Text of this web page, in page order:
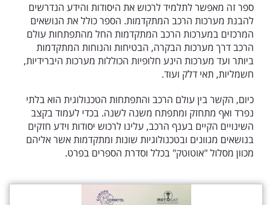
ספר זה מאפשר לתלמיד לרכוש את היסודות והידע הנדרשים
להבנת מערכות הרכב המתקדמות. הספר כולל את הנושאים
המרכזים במערכות הרכב המתקדמות החל מהתפתחות עולם
הרכב דרך מערכות הבקרה, הבטיחות והנוחות המתקדמות
ביותר ועד מערכות הינע חלופיות הכוללות מערכות היברידיות,
חשמליות, תאי דלק ועוד.
כיום, הקשר בין עולם הרכב והתפתחות הטכנולוגית הוא בלתי
נפרד ואף מתחזק ומתפתח משנה לשנה. בכדי לעמוד בקצב
השינויים הקיים בענף הרכב, עלינו לרכוש יסודות וידע חזקים
בנושאים מגוונים ובטכנולוגיות שונות ומתקדמות אשר אליהם
מכוון מסלול "אוטוטק" בכלל וסדרת הספרים בפרט.